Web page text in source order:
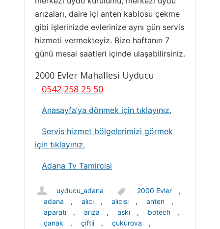
arızaları, daire içi anten kablosu çekme
gibi işlerinizde evlerinize aynı gün servis
hizmeti vermekteyiz. Bize haftanın 7
günü mesai saatleri içinde ulaşabilirsiniz.
2000 Evler Mahallesi Uyducu
0542 258 25 50
Anasayfa’ya dönmek için tıklayınız.
Servis hizmet bölgelerimizi görmek
için tıklayınız.
Adana Tv Tamircisi
uyducu_adana 2000 Evler
,
adana
, alıcı , alıcısı , anten
,
aparatı
, arıza , askı , botech
,
çanak
, çiftli , çukurova
,